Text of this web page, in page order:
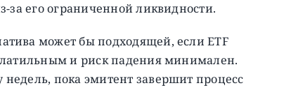
за его ограниченной ликвидности.
может бы подходящей, если ETF
и риск падения минимален.
пока эмитент завершит процесс